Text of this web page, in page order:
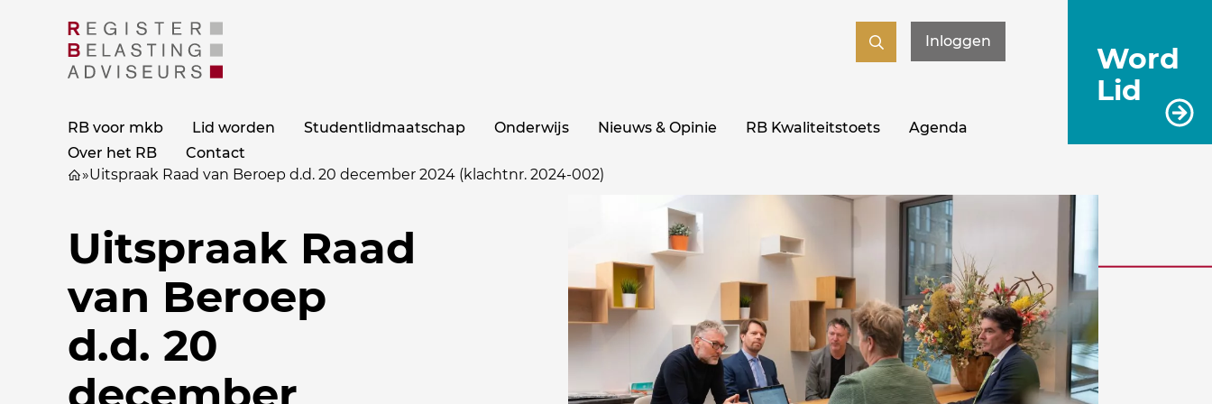
Word
Lid
Inloggen
RB voor mkb Lid worden Studentlidmaatschap Onderwijs Nieuws & Opinie RB Kwaliteitstoets
Agenda
Over het RB
Contact
»Uitspraak Raad van Beroep d.d. 20 december 2024 (klachtnr. 2024-002)
Uitspraak Raad
van Beroep
d.d. 20